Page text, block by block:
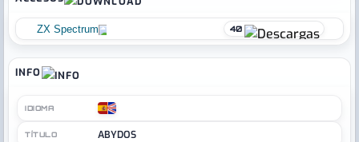
ZX Spectrum 40
INFO
IDIOMA
TÍTULO ABYDOS